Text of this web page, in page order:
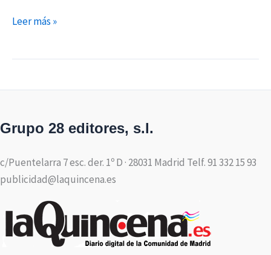
Leer más »
Grupo 28 editores, s.l.
c/Puentelarra 7 esc. der. 1º D · 28031 Madrid Telf. 91 332 15 93
publicidad@laquincena.es